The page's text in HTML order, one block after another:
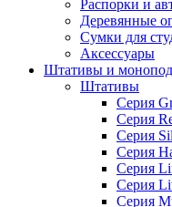
Распорки и
Деревянные
Сумки для
Аксессуары
Штативы и
Штативы
Серия
Серия
Серия
Серия
Серия
Серия
Серия